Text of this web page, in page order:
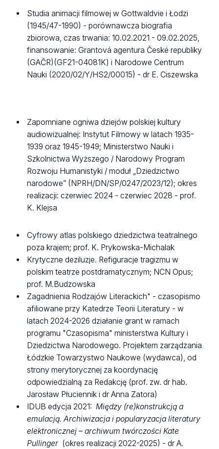
Studia animacji filmowej w Gottwaldvie i Łodzi
(1945/47-1990) - porównawcza biografia
zbiorowa, czas trwania: 10.02.2021 - 09.02.2025,
finansowanie: Grantová agentura České republiky
(GAČR)(GF21-04081K) i Narodowe Centrum
Nauki (2020/02/Y/HS2/00015) - dr E. Ciszewska
Zapomniane ogniwa dziejów polskiej kultury
audiowizualnej: Instytut Filmowy w latach 1935-
1939 oraz 1945-1949; Ministerstwo Nauki i
Szkolnictwa Wyższego / Narodowy Program
Rozwoju Humanistyki / moduł „Dziedzictwo
narodowe” (NPRH/DN/SP/0247/2023/12); okres
realizacji: czerwiec 2024 - czerwiec 2028 - prof.
K. Klejsa
Cyfrowy atlas polskiego dziedzictwa teatralnego
poza krajem; prof. K. Prykowska-Michalak
Krytyczne deziluzje. Refiguracje tragizmu w
polskim teatrze postdramatycznym; NCN Opus;
prof. M.Budzowska
Zagadnienia Rodzajów Literackich" - czasopismo
afiliowane przy Katedrze Teorii Literatury - w
latach 2024-2026 działanie grant w ramach
programu "Czasopisma" ministerstwa Kultury i
Dziedzictwa Narodowego. Projektem zarządzania
Łódzkie Towarzystwo Naukowe (wydawca), od
strony merytorycznej za koordynację
odpowiedzialną za Redakcję (prof. zw. dr hab.
Jarosław Płuciennik i dr Anna Zatora)
IDUB edycja 2021:Między (re)konstrukcją a
emulacją. Archiwizacja i popularyzacja literatury
elektronicznej – archiwum twórczości Kate
Pullinger (okres realizacji 2022-2025) - dr A.